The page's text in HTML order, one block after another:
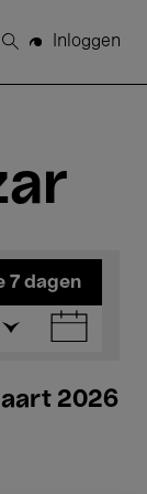
Zoeken
Inloggen
7 dagen
2026